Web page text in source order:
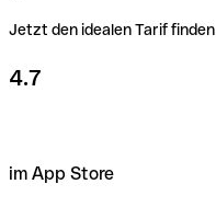
Jetzt den idealen Tarif finden
4.7
im App Store